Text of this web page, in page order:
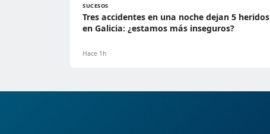
SUCESOS
Tres accidentes en una noche dejan 5 heridos
en Galicia: ¿estamos más inseguros?
Hace 1h